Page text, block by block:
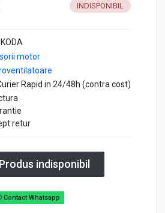
INDISPONIBIL
motor
Rapid in 24/48h (contra cost)
retur
Produs indisponibil
Contact Whatsapp